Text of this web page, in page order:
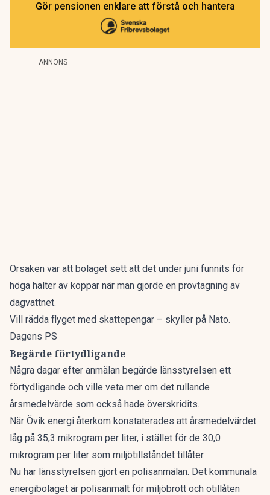
Gör pensionen enklare att förstå och hantera
ANNONS
Orsaken var att bolaget sett att det under juni funnits för
höga halter av koppar när man gjorde en provtagning av
dagvattnet.
Vill rädda flyget med skattepengar – skyller på Nato.
Dagens PS
Begärde förtydligande
Några dagar efter anmälan begärde länsstyrelsen ett
förtydligande och ville veta mer om det rullande
årsmedelvärde som också hade överskridits.
När Övik energi återkom konstaterades att årsmedelvärdet
låg på 35,3 mikrogram per liter, i stället för de 30,0
mikrogram per liter som miljötillståndet tillåter.
Nu har länsstyrelsen gjort en polisanmälan. Det kommunala
energibolaget är polisanmält för miljöbrott och otillåten